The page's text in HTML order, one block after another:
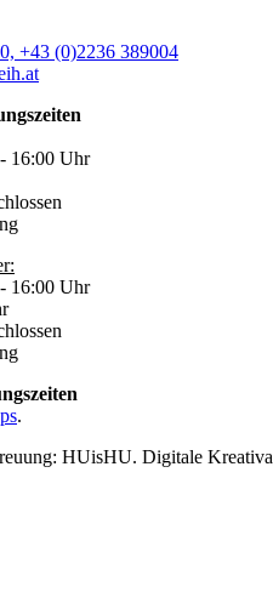
+43 (0)2236 389004
16:00 Uhr
16:00 Uhr
.
HUisHU. Digitale